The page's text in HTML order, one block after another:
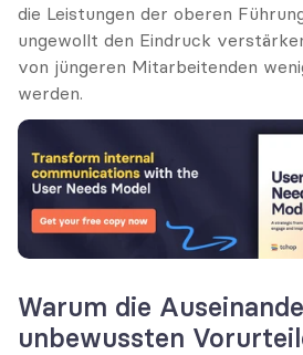
die Leistungen der oberen
ungewollt den Eindruck
von jüngeren Mitarbeitenden
werden.
Warum die
unbewussten